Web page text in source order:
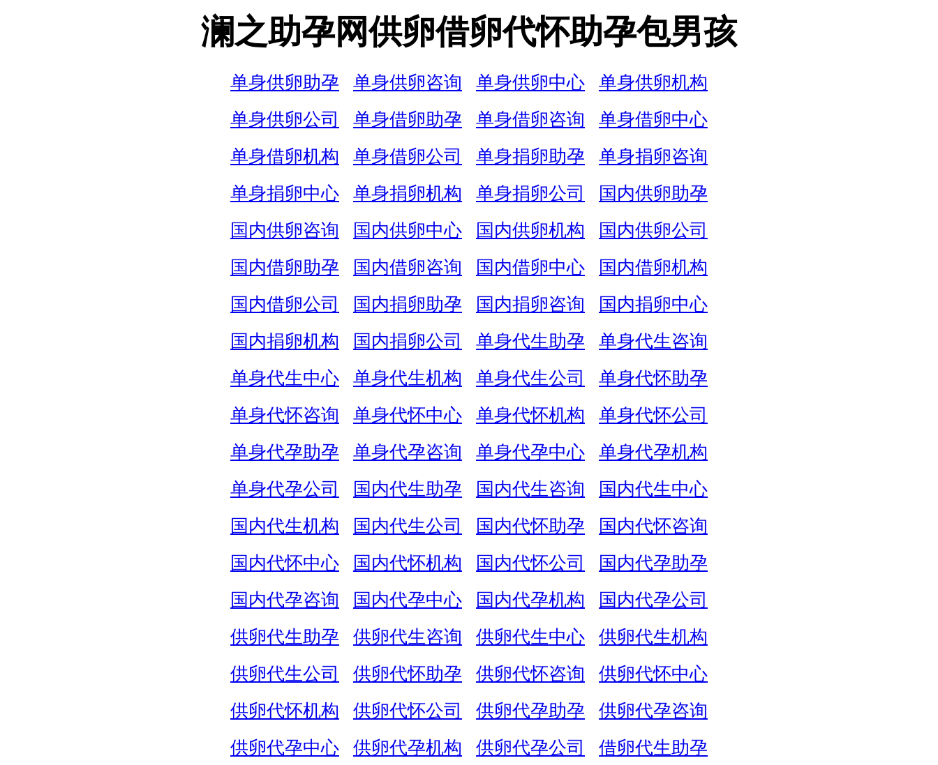
澜之助孕网供卵借卵代怀助孕包男孩
单身供卵助孕 单身供卵咨询 单身供卵中心
单身供卵机构
单身供卵公司
单身借卵助孕 单身借卵咨询
单身借卵中心
单身借卵机构
单身借卵公司 单身捐卵助孕
单身捐卵咨询
单身捐卵中心
单身捐卵机构 单身捐卵公司
国内供卵助孕
国内供卵咨询
国内供卵中心 国内供卵机构
国内供卵公司
国内借卵助孕
国内借卵咨询 国内借卵中心
国内借卵机构
国内借卵公司
国内捐卵助孕 国内捐卵咨询
国内捐卵中心
国内捐卵机构
国内捐卵公司 单身代生助孕
单身代生咨询
单身代生中心
单身代生机构 单身代生公司
单身代怀助孕
单身代怀咨询
单身代怀中心 单身代怀机构
单身代怀公司
单身代孕助孕
单身代孕咨询 单身代孕中心
单身代孕机构
单身代孕公司
国内代生助孕 国内代生咨询
国内代生中心
国内代生机构
国内代生公司 国内代怀助孕
国内代怀咨询
国内代怀中心
国内代怀机构 国内代怀公司
国内代孕助孕
国内代孕咨询
国内代孕中心 国内代孕机构
国内代孕公司
供卵代生助孕
供卵代生咨询 供卵代生中心
供卵代生机构
供卵代生公司
供卵代怀助孕 供卵代怀咨询
供卵代怀中心
供卵代怀机构
供卵代怀公司 供卵代孕助孕
供卵代孕咨询
供卵代孕中心
供卵代孕机构 供卵代孕公司
借卵代生助孕